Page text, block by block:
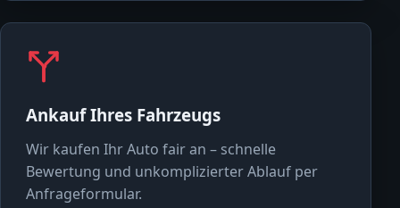
Ankauf Ihres Fahrzeugs
Wir kaufen Ihr Auto fair an – schnelle
Bewertung und unkomplizierter Ablauf per
Anfrageformular.